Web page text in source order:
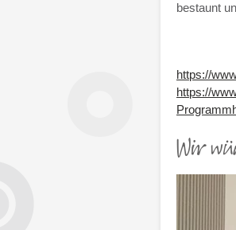
bestaunt
https://
https://
Wir